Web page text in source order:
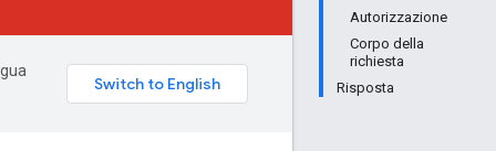
Autorizzazione
Corpo della
richiesta
Risposta